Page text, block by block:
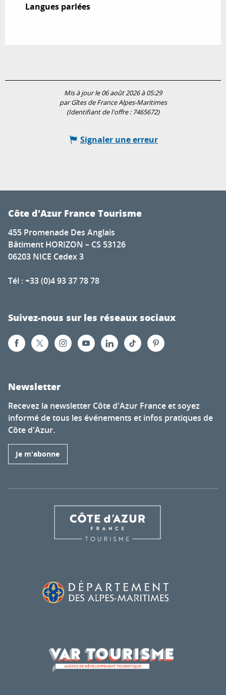
Langues parlées
Langues parlées
Mis à jour le 06 août 2026 à 05:29
par Gîtes de France Alpes-Maritimes
(Identifiant de l'offre : 7465672)
Signaler une erreur
Côte d'Azur France Tourisme
455 Promenade Des Anglais
Bâtiment HORIZON – CS 53126
06203 NICE Cedex 3
Tél : +33 (0)4 93 37 78 78
Suivez-nous sur les réseaux sociaux
Newsletter
Recevez la newsletter Côte d'Azur France et soyez
informé de tous les événements et infos pratiques de
Côte d'Azur.
Je m'abonne